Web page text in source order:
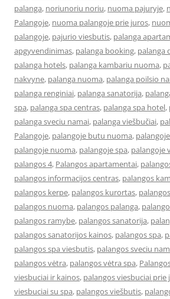
palanga, noriunoriu noriu, nuoma pajuryje,
Palangoje, nuoma palangoje prie juros,
palangoje, pajurio viesbutis, palanga
apgyvendinimas, palanga booking, palanga
palanga hotels, palanga kambariu nuoma,
nakvyne, palanga nuoma, palanga poilsio
palanga renginiai, palanga sanatorija,
spa, palanga spa centras, palanga spa hotel,
palanga sveciu namai, palanga viešbučiai,
Palangoje, palangoje butu nuoma,
palangoje nuoma, palangoje spa, palangoje
palangos 4, Palangos apartamentai,
palangos informacijos centras, palangos
palangos kerpe, palangos kurortas,
palangos nuoma, palangos palanga,
palangos ramybe, palangos sanatorija,
palangos sanatorijos kainos, palangos spa,
palangos spa viesbutis, palangos sveciu
palangos vėtra, palangos vėtra spa,
viesbuciai ir kainos, palangos viesbuciai prie
viesbuciai su spa, palangos viešbutis,